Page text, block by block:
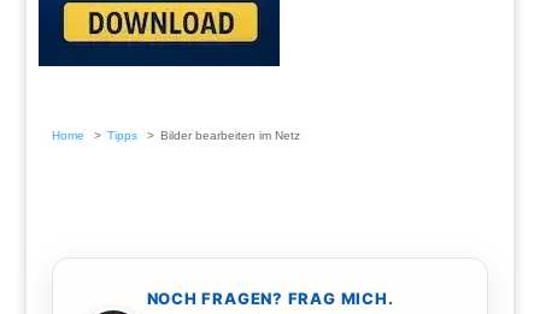
Home Tipps Bilder bearbeiten im Netz
NOCH FRAGEN? FRAG MICH.